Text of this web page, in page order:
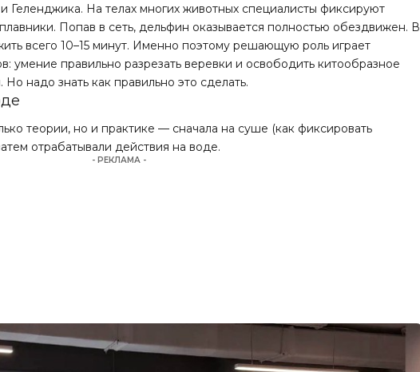
Геленджика. На телах многих животных специалисты фиксируют
Попав в сеть, дельфин оказывается полностью обездвижен. В
всего 10–15 минут. Именно поэтому решающую роль играет
умение правильно разрезать веревки и освободить китообразное
надо знать как правильно это сделать.
теории, но и практике — сначала на суше (как фиксировать
отрабатывали действия на воде.
- РЕКЛАМА -